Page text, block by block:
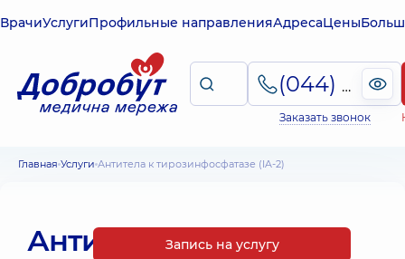
ВрачиУслугиПрофильные направленияАдресаЦены
(044) 495-2-888
Заказать звонок
Главная Услуги Антитела к тирозинфосфатазе (IA-2)
Антитела
Запись на услугу